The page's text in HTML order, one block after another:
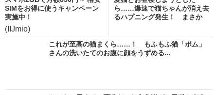
SIMをお得に使うキャンペーン
実施中！
(IIJmio)
ら……爆速で猫ちゃんが消え去
るハプニング発生！ まさか
これが至高の猫まくら……！ もふもふ猫「ポム」
さんの洗いたてのお腹に顔をうずめる...